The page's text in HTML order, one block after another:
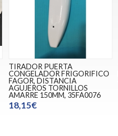
TIRADOR PUERTA
CONGELADOR FRIGORIFICO
FAGOR, DISTANCIA
AGUJEROS TORNILLOS
AMARRE 150MM, 35FA0076
18,15€